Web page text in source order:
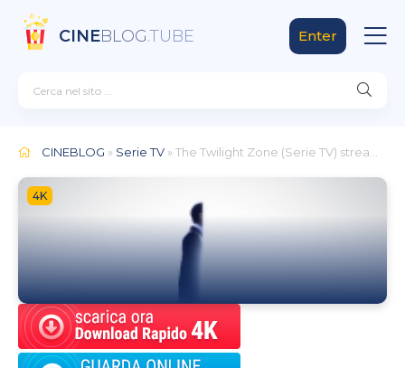
CINEBLOG.TUBE Enter
CINEBLOG » Serie TV » The Twilight Zone (Serie TV) streaming
4K